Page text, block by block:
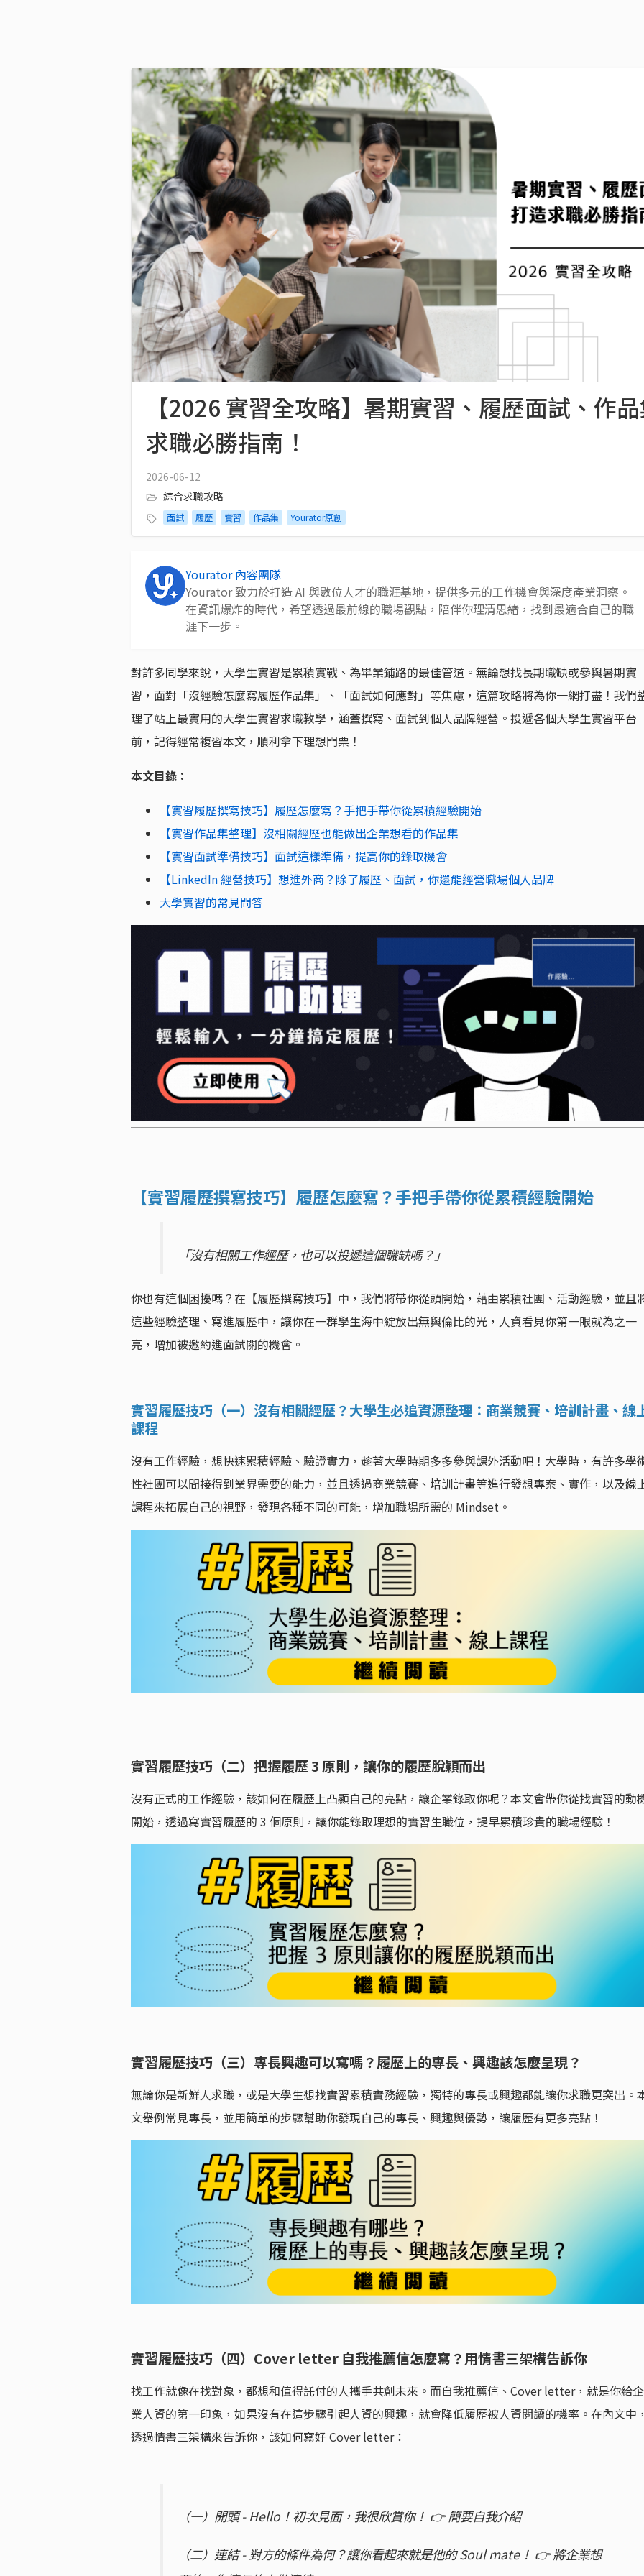
【2026 實習全攻略】暑期實習、履歷面試、作
求職必勝指南！
2026-06-12
綜合求職攻略
面試 履歷 實習 作品集 Yourator原創
Yourator 內容團隊
Yourator 致力於打造 AI 與數位人才的職涯基地，提供多元的工作機會與深度產業洞察。
在資訊爆炸的時代，希望透過最前線的職場觀點，陪伴你理清思緒，找到最適合自己的職
涯下一步。
對許多同學來說，大學生實習是累積實戰、為畢業鋪路的最佳管道。無論想找長期職缺或參與暑期實
習，面對「沒經驗怎麼寫履歷作品集」、「面試如何應對」等焦慮，這篇攻略將為你一網打盡！我們
理了站上最實用的大學生實習求職教學，涵蓋撰寫、面試到個人品牌經營。投遞各個大學生實習平台
前，記得經常複習本文，順利拿下理想門票！
本文目錄：
【實習履歷撰寫技巧】履歷怎麼寫？手把手帶你從累積經驗開始
【實習作品集整理】沒相關經歷也能做出企業想看的作品集
【實習面試準備技巧】面試這樣準備，提高你的錄取機會
【LinkedIn 經營技巧】想進外商？除了履歷、面試，你還能經營職場個人品牌
大學實習的常見問答
【實習履歷撰寫技巧】履歷怎麼寫？手把手帶你從累積經驗開始
「沒有相關工作經歷，也可以投遞這個職缺嗎？」
你也有這個困擾嗎？在【履歷撰寫技巧】中，我們將帶你從頭開始，藉由累積社團、活動經驗，並且
這些經驗整理、寫進履歷中，讓你在一群學生海中綻放出無與倫比的光，人資看見你第一眼就為之一
亮，增加被邀約進面試關的機會。
實習履歷技巧（一）沒有相關經歷？大學生必追資源整理：商業競賽、培訓計畫、線
課程
沒有工作經驗，想快速累積經驗、驗證實力，趁著大學時期多多參與課外活動吧！大學時，有許多學
性社團可以間接得到業界需要的能力，並且透過商業競賽、培訓計畫等進行發想專案、實作，以及線
課程來拓展自己的視野，發現各種不同的可能，增加職場所需的 Mindset。
實習履歷技巧（二）把握履歷 3 原則，讓你的履歷脫穎而出
沒有正式的工作經驗，該如何在履歷上凸顯自己的亮點，讓企業錄取你呢？本文會帶你從找實習的動
開始，透過寫實習履歷的 3 個原則，讓你能錄取理想的實習生職位，提早累積珍貴的職場經驗！
實習履歷技巧（三）專長興趣可以寫嗎？履歷上的專長、興趣該怎麼呈現？
無論你是新鮮人求職，或是大學生想找實習累積實務經驗，獨特的專長或興趣都能讓你求職更突出。
文舉例常見專長，並用簡單的步驟幫助你發現自己的專長、興趣與優勢，讓履歷有更多亮點！
實習履歷技巧（四）Cover letter 自我推薦信怎麼寫？用情書三架構告訴你
找工作就像在找對象，都想和值得託付的人攜手共創未來。而自我推薦信、Cover letter，就是你給企
業人資的第一印象，如果沒有在這步驟引起人資的興趣，就會降低履歷被人資閱讀的機率。在內文中
透過情書三架構來告訴你，該如何寫好 Cover letter：
（一）開頭 - Hello！初次見面，我很欣賞你！ 👉 簡要自我介紹
（二）連結 - 對方的條件為何？讓你看起來就是他的 Soul mate！ 👉 將企業想